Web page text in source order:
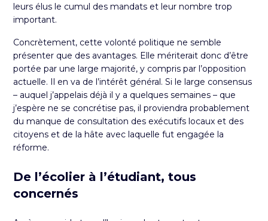
leurs élus le cumul des mandats et leur nombre trop
important.
Concrètement, cette volonté politique ne semble
présenter que des avantages. Elle mériterait donc d’être
portée par une large majorité, y compris par l’opposition
actuelle. Il en va de l’intérêt général. Si le large consensus
– auquel j’appelais déjà il y a quelques semaines – que
j’espère ne se concrétise pas, il proviendra probablement
du manque de consultation des exécutifs locaux et des
citoyens et de la hâte avec laquelle fut engagée la
réforme.
De l’écolier à l’étudiant, tous
concernés